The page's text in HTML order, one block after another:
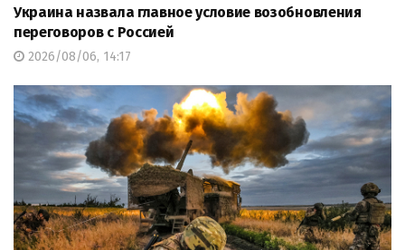
Украина назвала главное условие возобновления
переговоров с Россией
2026/08/06, 14:17